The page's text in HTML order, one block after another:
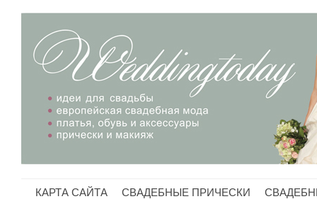
КАРТА САЙТА СВАДЕБНЫЕ ПРИЧЕСКИ